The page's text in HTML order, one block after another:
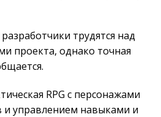
трудятся над
проекта, однако точная
RPG с персонажами
и управлением навыками и